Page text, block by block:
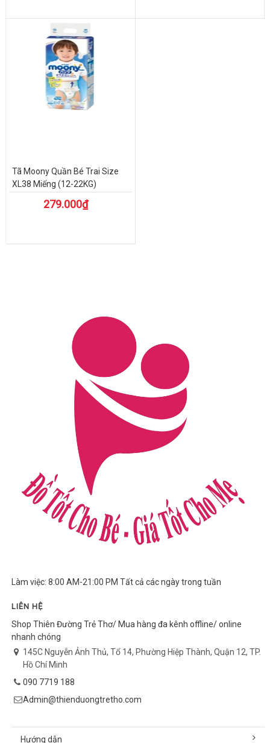
Tã Moony Quần Bé Trai Size
XL38 Miếng (12-22KG)
279.000₫
Làm việc: 8:00 AM-21:00 PM Tất cả các ngày trong tuần
LIÊN HỆ
Shop Thiên Đường Trẻ Thơ/ Mua hàng đa kênh offline/ online
nhanh chóng
145C Nguyễn Ảnh Thủ, Tổ 14, Phường Hiệp Thành, Quận 12, TP.
Hồ Chí Minh
090 7719 188
Admin@thienduongtretho.com
Hướng dẫn